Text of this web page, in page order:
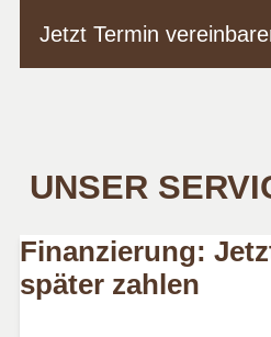
Jetzt Termin
UNSER
Finanzierung:
später zahlen